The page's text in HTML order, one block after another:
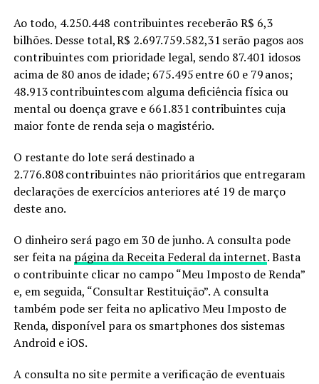
Ao todo, 4.250.448 contribuintes receberão R$ 6,3
bilhões. Desse total, R$ 2.697.759.582,31 serão pagos aos
contribuintes com prioridade legal, sendo 87.401 idosos
acima de 80 anos de idade; 675.495 entre 60 e 79 anos;
48.913 contribuintes com alguma deficiência física ou
mental ou doença grave e 661.831 contribuintes cuja
maior fonte de renda seja o magistério.
O restante do lote será destinado a
2.776.808 contribuintes não prioritários que entregaram
declarações de exercícios anteriores até 19 de março
deste ano.
O dinheiro será pago em 30 de junho. A consulta pode
ser feita na página da Receita Federal da internet. Basta
o contribuinte clicar no campo “Meu Imposto de Renda”
e, em seguida, “Consultar Restituição”. A consulta
também pode ser feita no aplicativo Meu Imposto de
Renda, disponível para os smartphones dos sistemas
Android e iOS.
A consulta no site permite a verificação de eventuais